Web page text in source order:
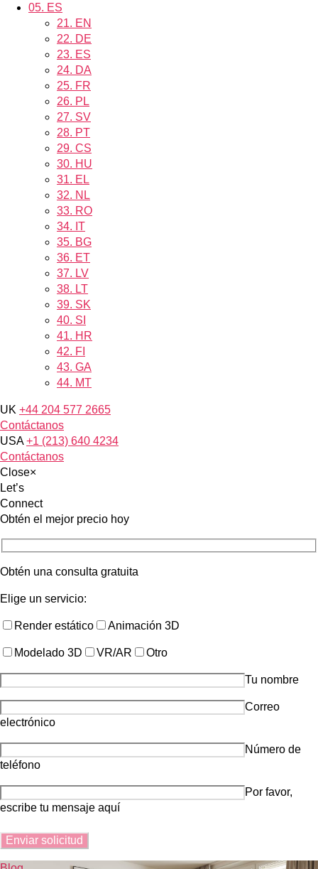
05. ES
21. EN
22. DE
23. ES
24. DA
25. FR
26. PL
27. SV
28. PT
29. CS
30. HU
31. EL
32. NL
33. RO
34. IT
35. BG
36. ET
37. LV
38. LT
39. SK
40. SI
41. HR
42. FI
43. GA
44. MT
UK +44 204 577 2665
Contáctanos
USA +1 (213) 640 4234
Contáctanos
Close×
Let’s
Connect
Obtén el mejor precio hoy
Obtén una consulta gratuita
Elige un servicio:
Render estático Animación 3D
Modelado 3D VR/AR Otro
Tu nombre
Correo
electrónico
Número de
teléfono
Por favor,
escribe tu mensaje aquí